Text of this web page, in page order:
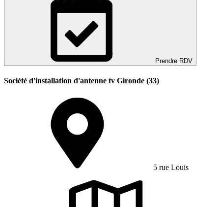
Prendre RDV
Société d'installation d'antenne tv Gironde (33)
5 rue Louis